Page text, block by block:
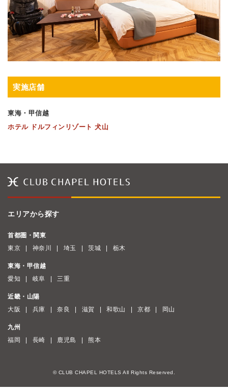
実施店舗
東海・甲信越
ホテル ドルフィンリゾート 犬山
エリアから探す
首都圏・関東
東京
神奈川 埼玉 茨城 栃木
東海・甲信越
愛知
岐阜 三重
近畿・山陽
大阪
兵庫 奈良 滋賀 和歌山 京都 岡山
九州
福岡
長崎 鹿児島 熊本
© CLUB CHAPEL HOTELS All Rights Reserved.